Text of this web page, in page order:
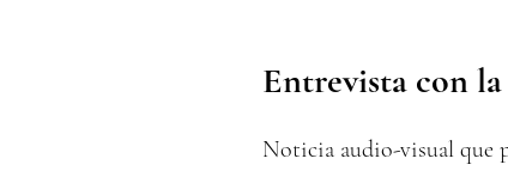
Entrevista con
Noticia audio-visual que